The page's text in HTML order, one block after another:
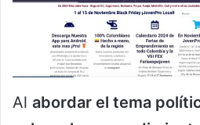
Al abordar el tema